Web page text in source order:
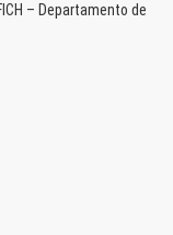
– Departamento de